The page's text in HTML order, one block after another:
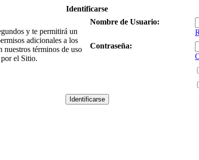
Identificarse
y te permitirá un
adicionales a los
nuestros términos de uso
el Sitio.
Nombre de Usuario:
Contraseña: